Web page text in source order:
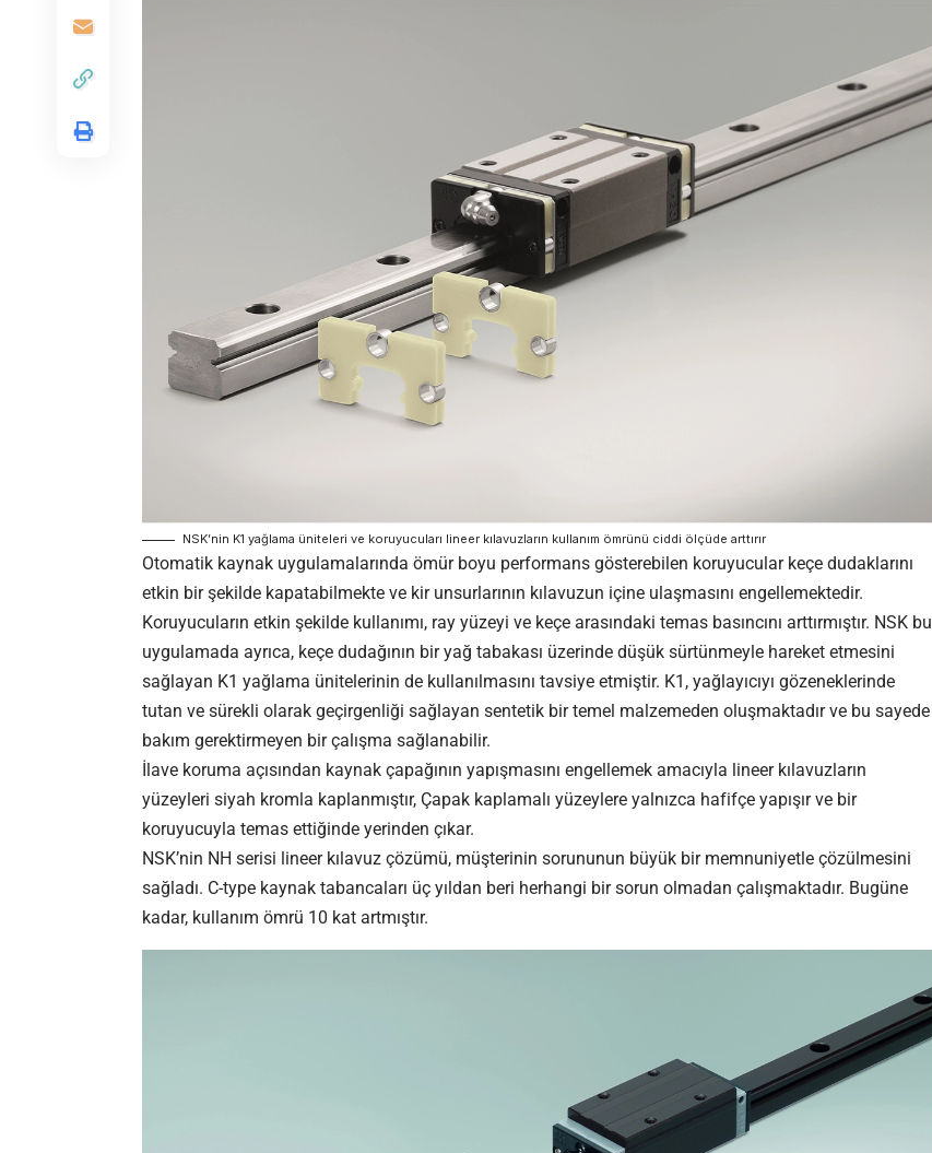
NSK’nin K1 yağlama üniteleri ve koruyucuları lineer kılavuzların kullanım ömrünü ciddi ölçüde arttırır
Otomatik kaynak uygulamalarında ömür boyu performans gösterebilen koruyucular keçe dudaklarını
etkin bir şekilde kapatabilmekte ve kir unsurlarının kılavuzun içine ulaşmasını engellemektedir.
Koruyucuların etkin şekilde kullanımı, ray yüzeyi ve keçe arasındaki temas basıncını arttırmıştır. NSK bu
uygulamada ayrıca, keçe dudağının bir yağ tabakası üzerinde düşük sürtünmeyle hareket etmesini
sağlayan K1 yağlama ünitelerinin de kullanılmasını tavsiye etmiştir. K1, yağlayıcıyı gözeneklerinde
tutan ve sürekli olarak geçirgenliği sağlayan sentetik bir temel malzemeden oluşmaktadır ve bu sayede
bakım gerektirmeyen bir çalışma sağlanabilir.
İlave koruma açısından kaynak çapağının yapışmasını engellemek amacıyla lineer kılavuzların
yüzeyleri siyah kromla kaplanmıştır, Çapak kaplamalı yüzeylere yalnızca hafifçe yapışır ve bir
koruyucuyla temas ettiğinde yerinden çıkar.
NSK’nin NH serisi lineer kılavuz çözümü, müşterinin sorununun büyük bir memnuniyetle çözülmesini
sağladı. C-type kaynak tabancaları üç yıldan beri herhangi bir sorun olmadan çalışmaktadır. Bugüne
kadar, kullanım ömrü 10 kat artmıştır.